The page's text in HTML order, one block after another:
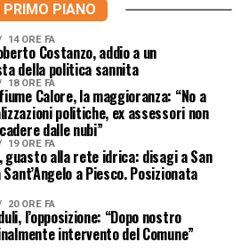
PRIMO PIANO
14 ORE FA
Costanzo, addio a un
della politica sannita
18 ORE FA
Calore, la maggioranza: “No a
politiche, ex assessori non
dalle nubi”
19 ORE FA
guasto alla rete idrica: disagi a San
a Piesco. Posizionata
20 ORE FA
l’opposizione: “Dopo nostro
intervento del Comune”